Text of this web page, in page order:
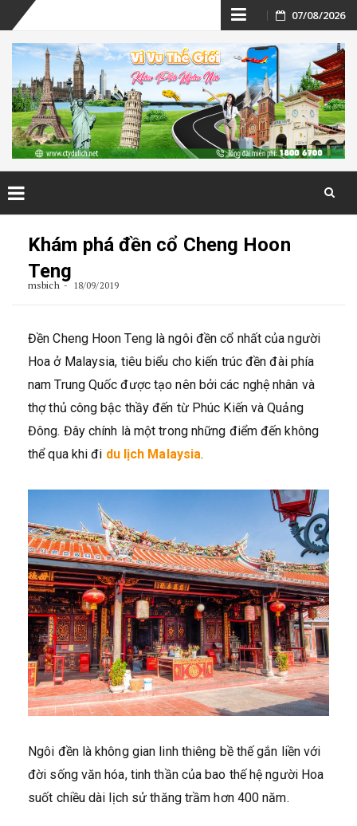
Skip
to
content
07/08/2026
Khám phá đền cổ Cheng Hoon
Teng
msbich 18/09/2019
Đền Cheng Hoon Teng là ngôi đền cổ nhất của người
Hoa ở Malaysia, tiêu biểu cho kiến trúc đền đài phía
nam Trung Quốc được tạo nên bởi các nghệ nhân và
thợ thủ công bậc thầy đến từ Phúc Kiến và Quảng
Đông. Đây chính là một trong những điểm đến không
thể qua khi đi du lịch Malaysia.
Ngôi đền là không gian linh thiêng bề thế gắn liền với
đời sống văn hóa, tinh thần của bao thế hệ người Hoa
suốt chiều dài lịch sử thăng trầm hơn 400 năm.